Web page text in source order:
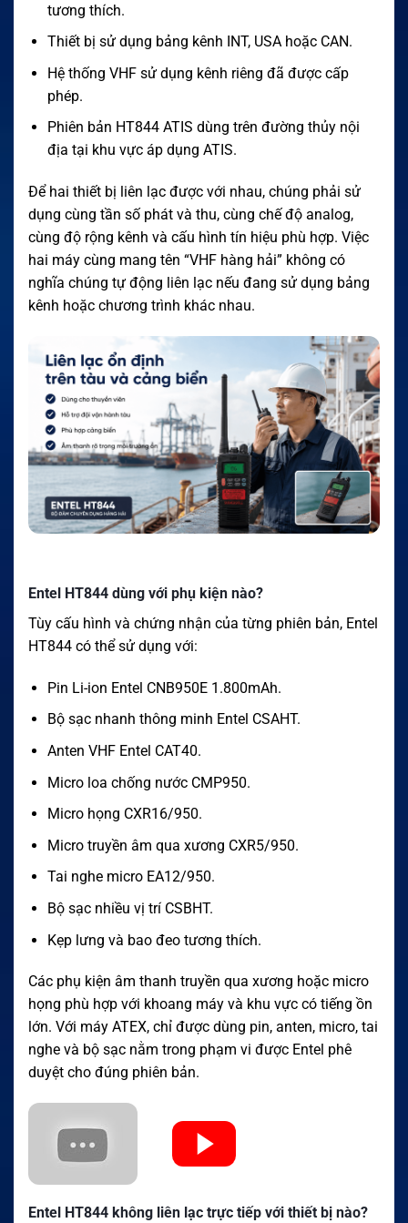
tương thích.
Thiết bị sử dụng bảng kênh INT, USA hoặc CAN.
Hệ thống VHF sử dụng kênh riêng đã được cấp
phép.
Phiên bản HT844 ATIS dùng trên đường thủy nội
địa tại khu vực áp dụng ATIS.
Để hai thiết bị liên lạc được với nhau, chúng phải sử
dụng cùng tần số phát và thu, cùng chế độ analog,
cùng độ rộng kênh và cấu hình tín hiệu phù hợp. Việc
hai máy cùng mang tên “VHF hàng hải” không có
nghĩa chúng tự động liên lạc nếu đang sử dụng bảng
kênh hoặc chương trình khác nhau.
Entel HT844 dùng với phụ kiện nào?
Tùy cấu hình và chứng nhận của từng phiên bản, Entel
HT844 có thể sử dụng với:
Pin Li-ion Entel CNB950E 1.800mAh.
Bộ sạc nhanh thông minh Entel CSAHT.
Anten VHF Entel CAT40.
Micro loa chống nước CMP950.
Micro họng CXR16/950.
Micro truyền âm qua xương CXR5/950.
Tai nghe micro EA12/950.
Bộ sạc nhiều vị trí CSBHT.
Kẹp lưng và bao đeo tương thích.
Các phụ kiện âm thanh truyền qua xương hoặc micro
họng phù hợp với khoang máy và khu vực có tiếng ồn
lớn. Với máy ATEX, chỉ được dùng pin, anten, micro, tai
nghe và bộ sạc nằm trong phạm vi được Entel phê
duyệt cho đúng phiên bản.
Entel HT844 không liên lạc trực tiếp với thiết bị nào?